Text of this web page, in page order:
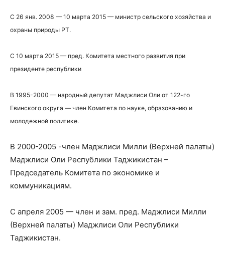
С 26 янв. 2008 — 10 марта 2015 — министр сельского хозяйства и
охраны природы РТ.
С 10 марта 2015 — пред. Комитета местного развития при
президенте республики
В 1995-2000 — народный депутат Маджлиси Оли от 122-го
Евинского округа — член Комитета по науке, образованию и
молодежной политике.
В 2000-2005 -член Маджлиси Милли (Верхней палаты)
Маджлиси Оли Республики Таджикистан –
Председатель Комитета по экономике и
коммуникациям.
С апреля 2005 — член и зам. пред. Маджлиси Милли
(Верхней палаты) Маджлиси Оли Республики
Таджикистан.